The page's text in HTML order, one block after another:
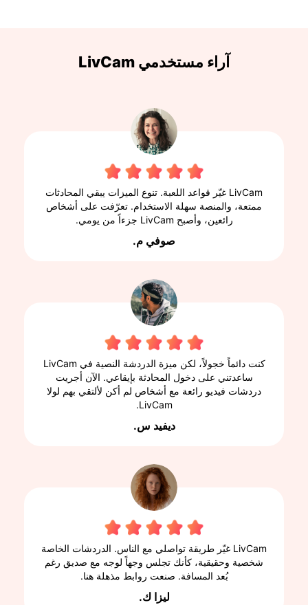
آراء مستخدمي LivCam
LivCam غيّر قواعد اللعبة. تنوع الميزات يبقي المحادثات
ممتعة، والمنصة سهلة الاستخدام. تعرّفت على أشخاص
رائعين، وأصبح LivCam جزءاً من يومي.
صوفي م.
كنت دائماً خجولاً، لكن ميزة الدردشة النصية في LivCam
ساعدتني على دخول المحادثة بإيقاعي. الآن أجريت
دردشات فيديو رائعة مع أشخاص لم أكن لألتقي بهم لولا
LivCam.
ديفيد س.
LivCam غيّر طريقة تواصلي مع الناس. الدردشات الخاصة
شخصية وحقيقية، كأنك تجلس وجهاً لوجه مع صديق رغم
بُعد المسافة. صنعت روابط مذهلة هنا.
ليزا ك.